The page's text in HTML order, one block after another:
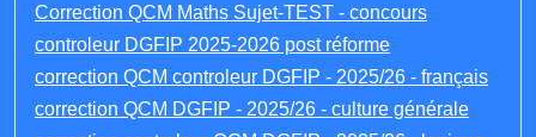
Correction QCM Maths Sujet-TEST - concours
controleur DGFIP 2025-2026 post réforme
correction QCM controleur DGFIP - 2025/26 - français
correction QCM DGFIP - 2025/26 - culture générale